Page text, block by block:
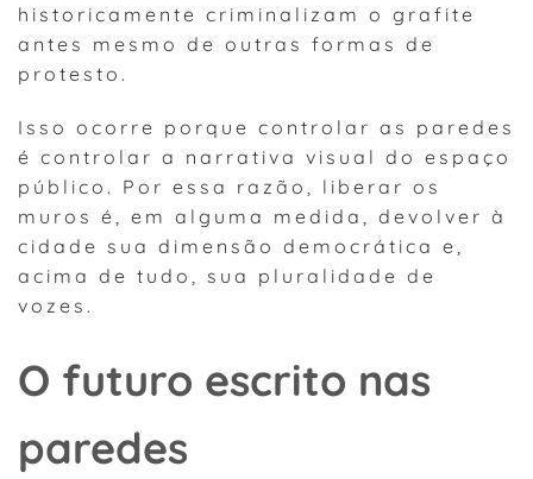
historicamente criminalizam o grafite
antes mesmo de outras formas de
protesto.
Isso ocorre porque controlar as paredes
é controlar a narrativa visual do espaço
público. Por essa razão, liberar os
muros é, em alguma medida, devolver à
cidade sua dimensão democrática e,
acima de tudo, sua pluralidade de
vozes.
O futuro escrito nas
paredes